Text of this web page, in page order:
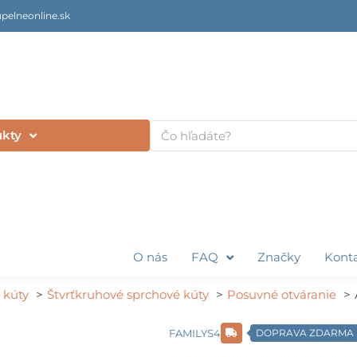
Vyhľadať
O nás FAQ Značky
kúty Štvrťkruhové sprchové kúty Posuvné otváranie
FAMILYS4 DOPRAVA ZDARMA